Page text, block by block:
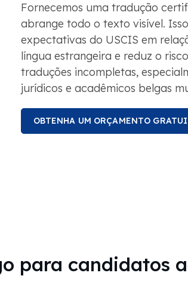
Fornecemos uma tradução
abrange todo o texto visível.
expectativas do USCIS em
língua estrangeira e reduz o
traduções incompletas,
jurídicos e acadêmicos belgas
OBTENHA UM ORÇAMENTO
para candidatos